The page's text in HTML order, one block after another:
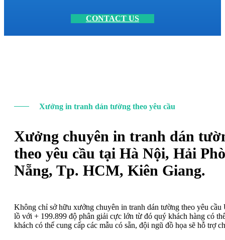
CONTACT US
Xưởng in tranh dán tường theo yêu cầu
Xưởng chuyên in tranh dán
theo yêu cầu tại Hà Nội, Hải
Nẵng, Tp. HCM, Kiên Giang.
Không chỉ sở hữu xưởng chuyên in tranh dán tường theo yêu
lồ với + 199.899 độ phân giải cực lớn từ đó quý khách hàng có
khách có thể cung cấp các mẫu có sẵn, đội ngũ đồ họa sẽ hỗ trợ